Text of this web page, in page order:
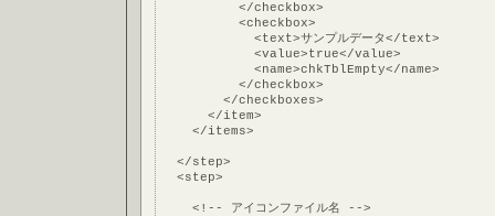
          </checkbox>
          <checkbox>
            <text>サンプルデータ</text>
            <value>true</value>
            <name>chkTblEmpty</name>
          </checkbox>
        </checkboxes>
      </item>
    </items>
  </step>
  <step>
    <!-- アイコンファイル名 -->